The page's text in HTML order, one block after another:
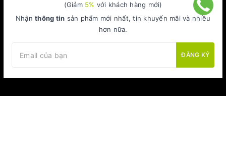
(Giảm 5% với khách hàng mới)
Nhậnthông tin sản phẩm mới nhất, tin khuyến mãi và nhiều
hơn nữa.
ĐĂNG KÝ